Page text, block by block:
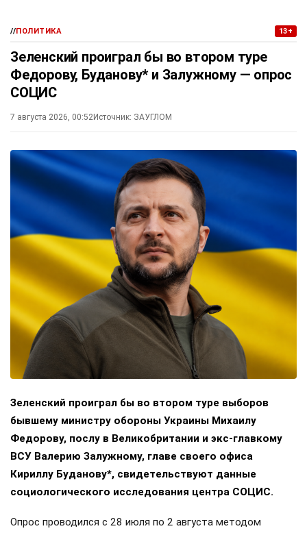
//ПОЛИТИКА 13+
Зеленский проиграл бы во втором туре
Федорову, Буданову* и Залужному — опрос
СОЦИС
7 августа 2026, 00:52Источник: ЗАУГЛОМ
Зеленский проиграл бы во втором туре выборов
бывшему министру обороны Украины Михаилу
Федорову, послу в Великобритании и экс-главкому
ВСУ Валерию Залужному, главе своего офиса
Кириллу Буданову*, свидетельствуют данные
социологического исследования центра СОЦИС.
Опрос проводился с 28 июля по 2 августа методом